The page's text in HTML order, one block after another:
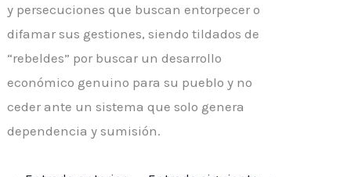
y persecuciones que buscan entorpecer o
difamar sus gestiones, siendo tildados de
“rebeldes” por buscar un desarrollo
económico genuino para su pueblo y no
ceder ante un sistema que solo genera
dependencia y sumisión.